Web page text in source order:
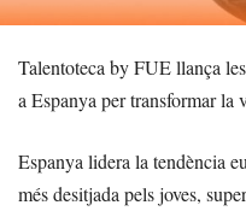
Talentoteca by FUE llança
a Espanya per transformar la
Espanya lidera la tendència
més desitjada pels joves,